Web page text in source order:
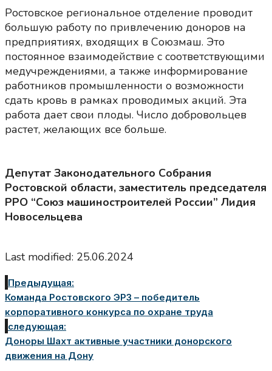
Ростовское региональное отделение проводит
большую работу по привлечению доноров на
предприятиях, входящих в Союзмаш. Это
постоянное взаимодействие с соответствующими
медучреждениями, а также информирование
работников промышленности о возможности
сдать кровь в рамках проводимых акций. Эта
работа дает свои плоды. Число добровольцев
растет, желающих все больше.
Депутат Законодательного Собрания
Ростовской области, заместитель председателя
РРО “Союз машиностроителей России” Лидия
Новосельцева
Last modified: 25.06.2024
Предыдущая:
Команда Ростовского ЭРЗ – победитель
корпоративного конкурса по охране труда
следующая:
Доноры Шахт активные участники донорского
движения на Дону